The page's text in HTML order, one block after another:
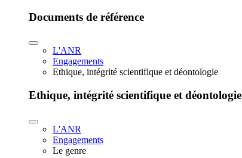
Documents de référence
L'ANR
Engagements
Ethique, intégrité scientifique et déontologie
Ethique, intégrité scientifique et déontologie
L'ANR
Engagements
Le genre